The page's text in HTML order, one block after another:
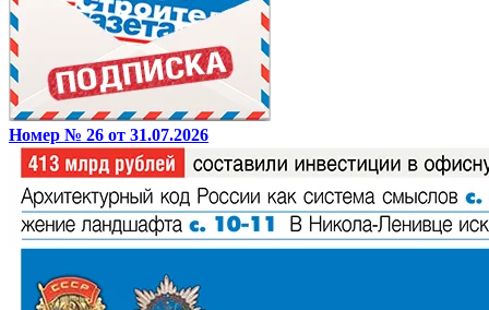
Номер № 26 от 31.07.2026